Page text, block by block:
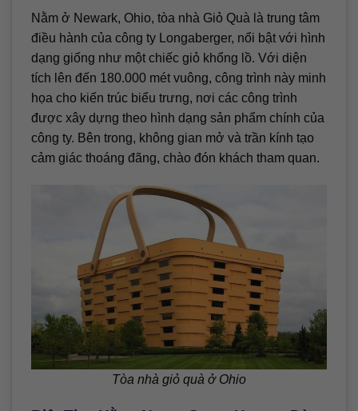
Nằm ở Newark, Ohio, tòa nhà Giỏ Quà là trung tâm
điều hành của công ty Longaberger, nổi bật với hình
dạng giống như một chiếc giỏ khổng lồ. Với diện
tích lên đến 180.000 mét vuông, công trình này minh
họa cho kiến trúc biểu trưng, nơi các công trình
được xây dựng theo hình dạng sản phẩm chính của
công ty. Bên trong, không gian mở và trần kính tạo
cảm giác thoáng đãng, chào đón khách tham quan.
Tòa nhà giỏ quà ở Ohio